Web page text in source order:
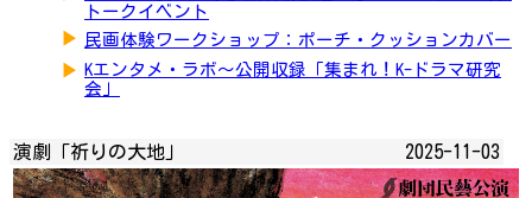
トークイベント
▶ 民画体験ワークショップ：ポーチ・クッションカバー
▶ Kエンタメ・ラボ～公開収録「集まれ！K-ドラマ研究
会」
演劇「祈りの大地」 2025-11-03